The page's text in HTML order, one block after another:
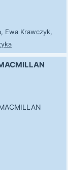
Ewa Krawczyk,